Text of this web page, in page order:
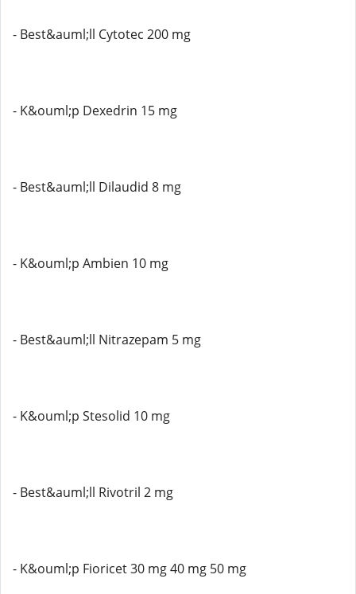
- Best&auml;ll Cytotec 200 mg
- K&ouml;p Dexedrin 15 mg
- Best&auml;ll Dilaudid 8 mg
- K&ouml;p Ambien 10 mg
- Best&auml;ll Nitrazepam 5 mg
- K&ouml;p Stesolid 10 mg
- Best&auml;ll Rivotril 2 mg
- K&ouml;p Fioricet 30 mg 40 mg 50 mg